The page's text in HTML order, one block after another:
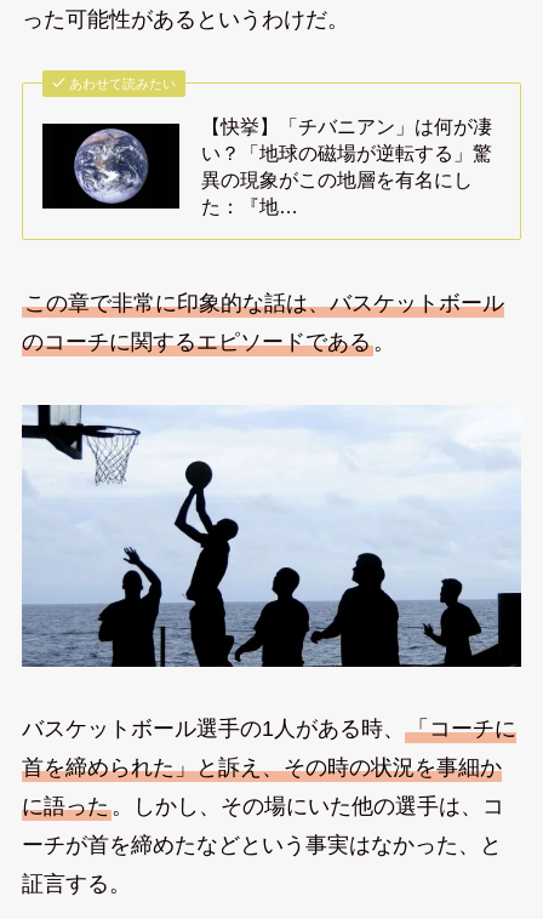
った可能性があるというわけだ。
あわせて読みたい
【快挙】「チバニアン」は何が凄
い？「地球の磁場が逆転する」驚
異の現象がこの地層を有名にし
た：『地…
この章で非常に印象的な話は、バスケットボール
のコーチに関するエピソードである。
バスケットボール選手の1人がある時、 「コーチに
首を締められた」と訴え、その時の状況を事細か
に語った。しかし、その場にいた他の選手は、コ
ーチが首を締めたなどという事実はなかった、と
証言する。